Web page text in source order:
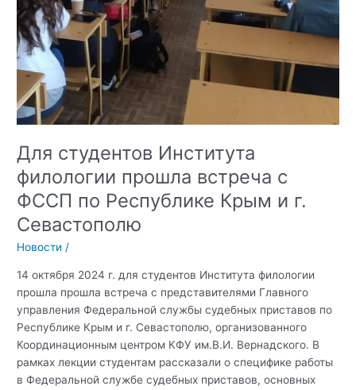
Для студентов Института
филологии прошла встреча с
ФССП по Республике Крым и г.
Севастополю
Новости /
14 октября 2024 г. для студентов Института филологии
прошла прошла встреча с представителями Главного
управления Федеральной службы судебных приставов по
Республике Крым и г. Севастополю, организованного
Координационным центром КФУ им.В.И. Вернадского. В
рамках лекции студентам рассказали о специфике работы
в Федеральной службе судебных приставов, основных